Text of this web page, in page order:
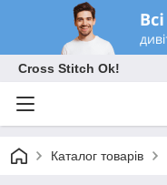
Cross Stitch Ok!
Каталог товарів